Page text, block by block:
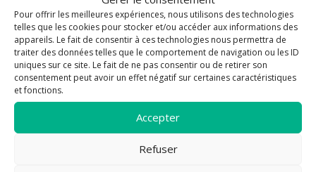
Pour offrir les meilleures expériences, nous utilisons des technologies
telles que les cookies pour stocker et/ou accéder aux informations des
appareils. Le fait de consentir à ces technologies nous permettra de
traiter des données telles que le comportement de navigation ou les ID
uniques sur ce site. Le fait de ne pas consentir ou de retirer son
consentement peut avoir un effet négatif sur certaines caractéristiques
et fonctions.
Accepter
Refuser